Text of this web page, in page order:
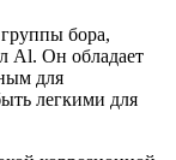
бора,
Аl. Он обладает
для
легкими для